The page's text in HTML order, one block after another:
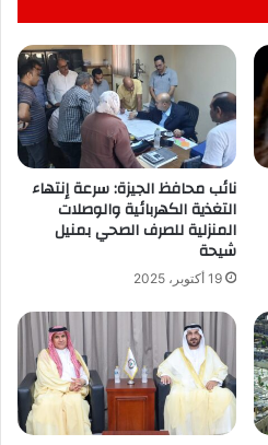
نائب محافظ الجيزة: سرعة إنتهاء
التغذية الكهربائية والوصلات
المنزلية للصرف الصحي بمنيل
شيحة
19 أكتوبر، 2025